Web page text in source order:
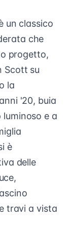
un classico
che
progetto,
Scott su
la
'20, buia
e a
è
delle
travi a vista